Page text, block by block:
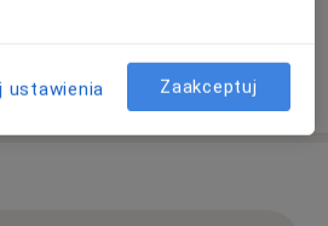
ubezpieczenia
ustawienia Zaakceptuj